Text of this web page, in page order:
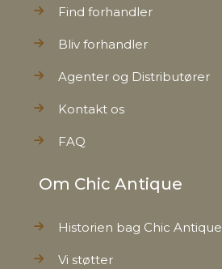
Find forhandler
Bliv forhandler
Agenter og Distributører
Kontakt os
FAQ
Om Chic Antique
Historien bag Chic Antique
Vi støtter